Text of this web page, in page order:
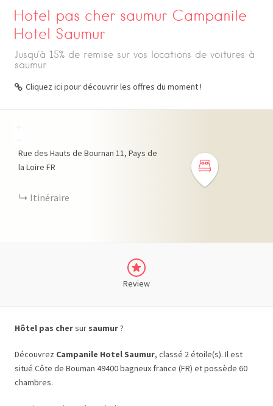
Hotel pas cher saumur Campanile
Hotel Saumur
Jusqu'à 15% de remise sur vos locations de voitures à
saumur
Cliquez ici pour découvrir les offres du moment !
Rue des Hauts de Bournan 11 Pays de
la Loire FR
Itinéraire
Review
Hôtel pas chersur saumur?
Découvrez Campanile Hotel Saumur, classé 2 étoile(s). Il est
situé Côte de Bouman 49400 bagneux france (FR) et possède 60
chambres.